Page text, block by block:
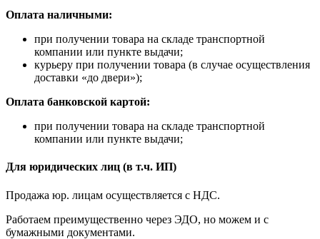
Оплата наличными:
при получении товара на складе транспортной
компании или пункте выдачи;
курьеру при получении товара (в случае осуществления
доставки «до двери»);
Оплата банковской картой:
при получении товара на складе транспортной
компании или пункте выдачи;
Для юридических лиц (в т.ч. ИП)
Продажа юр. лицам осуществляется с НДС.
Работаем преимущественно через ЭДО, но можем и с
бумажными документами.